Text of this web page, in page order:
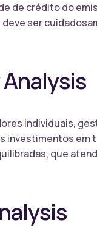
de crédito do
ser
individuais,
em
que